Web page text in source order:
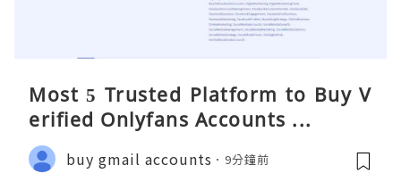
Most 5 Trusted Platform to Buy V
erified Onlyfans Accounts ...
buy gmail accounts 9分鐘前